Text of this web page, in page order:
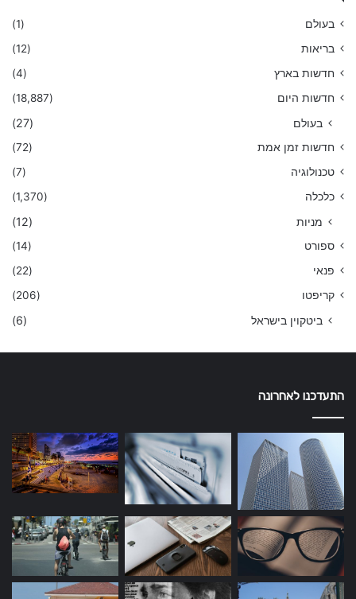
בעולם
(1)
בריאות
(12)
חדשות בארץ
(4)
חדשות היום
(18,887)
בעולם (27)
חדשות זמן אמת
(72)
טכנולוגיה
(7)
כלכלה
(1,370)
מניות (12)
ספורט
(14)
פנאי
(22)
קריפטו
(206)
ביטקוין בישראל (6)
התעדכנו לאחרונה